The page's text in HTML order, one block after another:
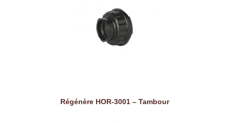
Régénère HOR-3001 – Tambour